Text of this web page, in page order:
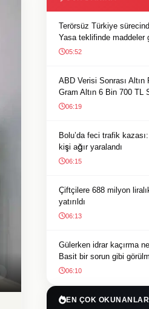
Terörsüz Türkiye
Yasa teklifinde maddeler
05:52
ABD Verisi Sonrası
Gram Altın 6 Bin 700 TL
06:19
Bolu’da feci trafik
kişi ağır yaralandı
06:15
Çiftçilere 688 milyon
yatırıldı
06:13
Gülerken idrar kaçırma
Basit bir sorun gibi
06:10
EN ÇOK OKUNANLAR